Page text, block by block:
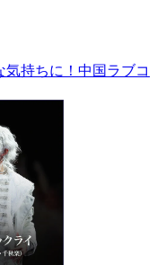
気持ちに！中国ラブコ